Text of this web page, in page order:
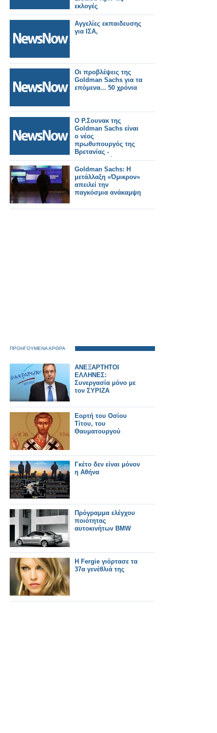
εκλογές
Αγγελίες εκπαιδευσης
για ΙΣΑ,
Οι προβλέψεις της
Goldman Sachs για τα
επόμενα... 50 χρόνια
Ο Ρ.Σουνακ της
Goldman Sachs είναι
ο νέος
πρωθυπουργός της
Βρετανίας -
«Αντιμετωπίζουμε
βαθιά οικονομική
πρόκληση και έχουμε
μόνο 1 ευκαιρία»
Goldman Sachs: Η
μετάλλαξη «Όμικρον»
απειλεί την
παγκόσμια ανάκαμψη
ΠΡΟΗΓΟΥΜΕΝΑ ΑΡΘΡΑ
ΑΝΕΞΑΡΤΗΤΟΙ
ΕΛΛΗΝΕΣ:
Συνεργασία μόνο με
τον ΣΥΡΙΖΑ
Εορτή του Οσίου
Τίτου, του
Θαυματουργού
Γκέτο δεν είναι μόνον
η Αθήνα
Πρόγραμμα ελέγχου
ποιότητας
αυτοκινήτων BMW
Η Fergie γιόρτασε τα
37α γενέθλιά της